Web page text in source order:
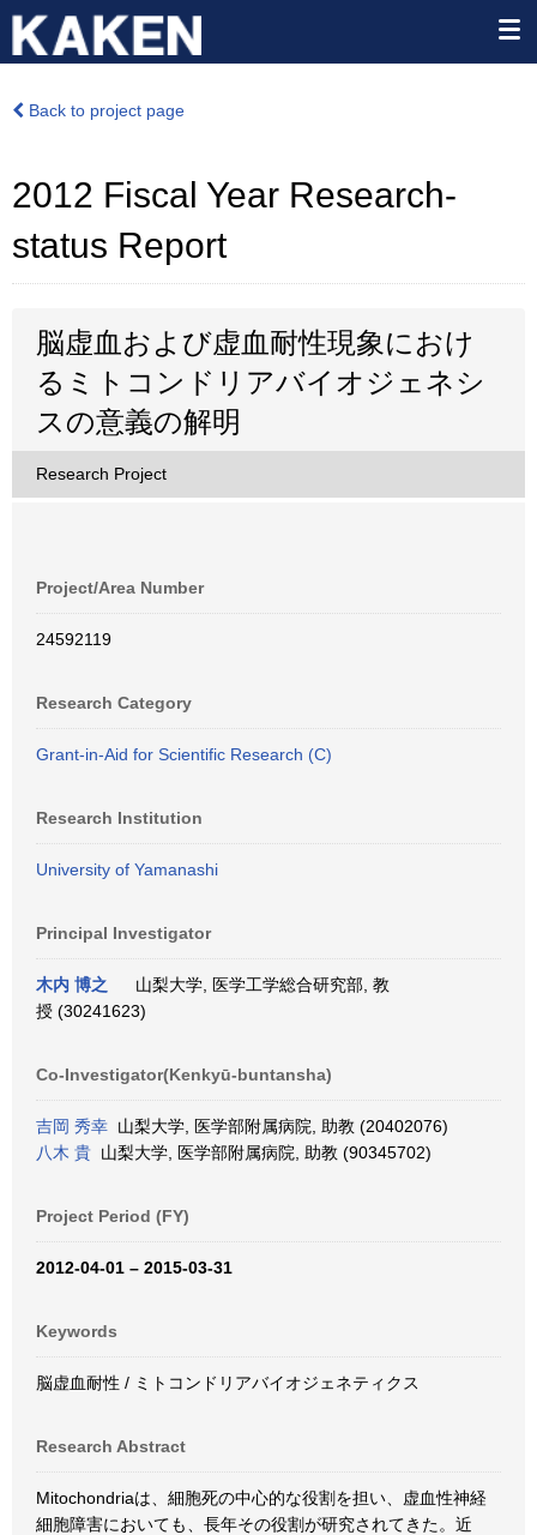
Back to project page
2012 Fiscal Year Research-
status Report
脳虚血および虚血耐性現象におけ
るミトコンドリアバイオジェネシ
スの意義の解明
Research Project
Project/Area Number
24592119
Research Category
Grant-in-Aid for Scientific Research (C)
Research Institution
University of Yamanashi
Principal Investigator
木内 博之
山梨大学, 医学工学総合研究部, 教
授 (30241623)
Co-Investigator(Kenkyū-buntansha)
吉岡 秀幸 山梨大学, 医学部附属病院, 助教 (20402076)
八木 貴 山梨大学, 医学部附属病院, 助教 (90345702)
Project Period (FY)
2012-04-01 – 2015-03-31
Keywords
脳虚血耐性 / ミトコンドリアバイオジェネティクス
Research Abstract
Mitochondriaは、細胞死の中心的な役割を担い、虚血性神経
細胞障害においても、長年その役割が研究されてきた。近